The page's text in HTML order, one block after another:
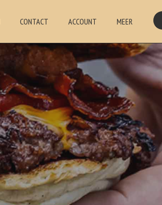
CONTACT ACCOUNT MEER